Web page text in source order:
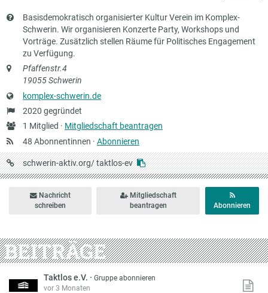
Kurzbeschreibung
Basisdemokratisch organisierter Kultur Verein im Komplex-
Schwerin. Wir organisieren Konzerte Party, Workshops und
Vorträge. Zusätzlich stellen Räume für Politisches Engagement
zu Verfügung.
Anschrift
Pfaffenstr.4
19055 Schwerin
Website
komplex-schwerin.de
Gründung
2020 gegründet
Anzahl
Mitglieder
1 Mitglied · Mitgliedschaft beantragen
48 Abonnentinnen ·Abonnieren
URL
auf
aktiv
schwerin-aktiv.org/ taktlos-ev
Nachricht
schreiben
Mitgliedschaft
beantragen
Abonnieren
BEITRÄGE
Taktlos e.V. ·Gruppe abonnieren
vor 3 Monaten